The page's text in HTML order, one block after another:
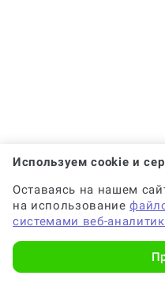
Используем cookie и
Оставаясь на нашем
на использование
системами веб-